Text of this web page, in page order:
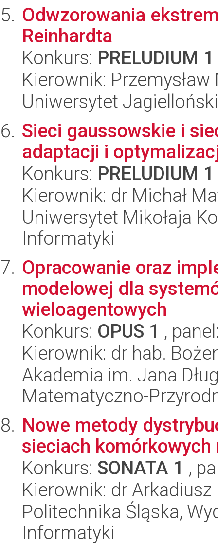
Odwzorowania
Reinhardta
Konkurs: PRELUDIUM 1
Kierownik:
Uniwersytet Jagielloński
Sieci gaussowskie i
adaptacji i
Konkurs: PRELUDIUM 1
Kierownik: dr Michał
Uniwersytet Mikołaja
Informatyki
Opracowanie oraz
modelowej dla
wieloagentowych
Konkurs: OPUS 1 ,
Kierownik: dr hab.
Akademia im. Jana
Matematyczno-
Nowe metody
sieciach
Konkurs: SONATA 1 ,
Kierownik: dr
Politechnika Śląska,
Informatyki